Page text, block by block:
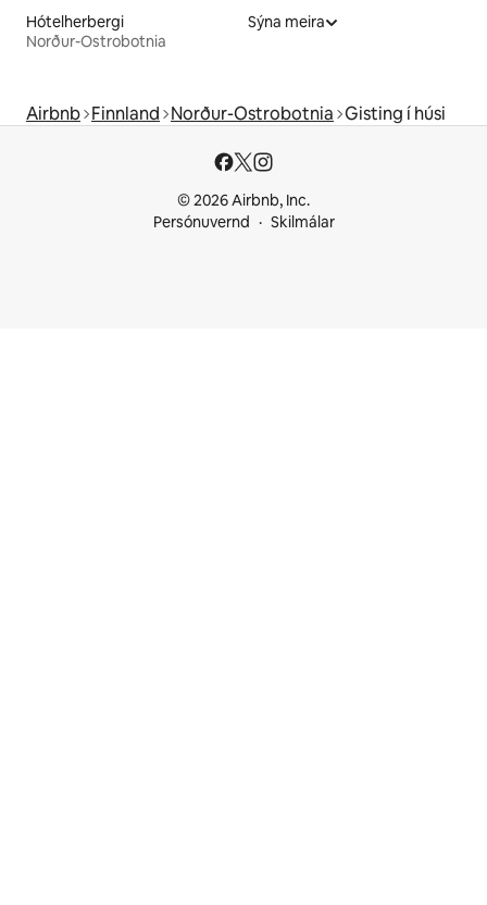
Hótelherbergi
Norður-Ostrobotnia
Sýna meira
Airbnb Finnland Norður-Ostrobotnia Gisting í húsi
© 2026 Airbnb, Inc.
Persónuvernd
Skilmálar